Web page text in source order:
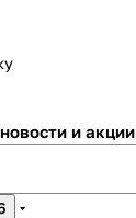
и акции